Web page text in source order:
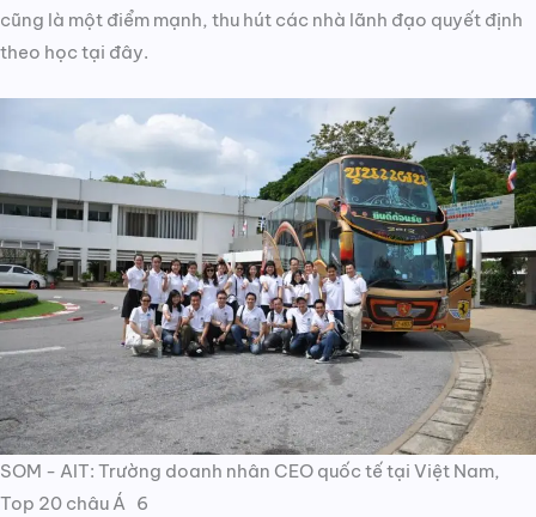
cũng là một điểm mạnh, thu hút các nhà lãnh đạo quyết định
theo học tại đây.
SOM - AIT: Trường doanh nhân CEO quốc tế tại Việt Nam,
Top 20 châu Á 6